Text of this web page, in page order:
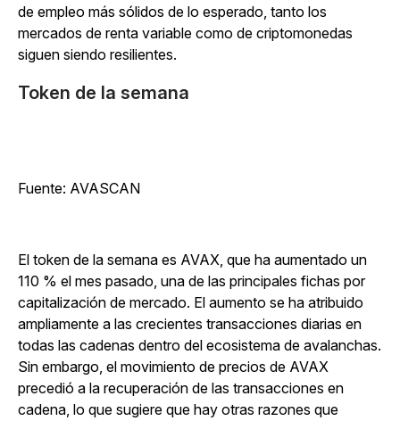
de empleo más sólidos de lo esperado, tanto los
mercados de renta variable como de criptomonedas
siguen siendo resilientes.
Token de la semana
Fuente: AVASCAN
El token de la semana es AVAX, que ha aumentado un
110 % el mes pasado, una de las principales fichas por
capitalización de mercado. El aumento se ha atribuido
ampliamente a las crecientes transacciones diarias en
todas las cadenas dentro del ecosistema de avalanchas.
Sin embargo, el movimiento de precios de AVAX
precedió a la recuperación de las transacciones en
cadena, lo que sugiere que hay otras razones que